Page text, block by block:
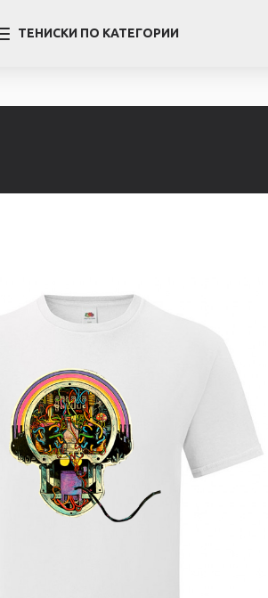
ТЕНИСКИ ПО КАТЕГОРИИ